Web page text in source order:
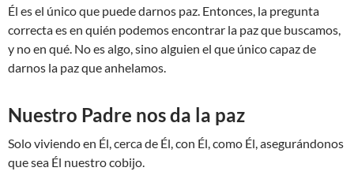
Él es el único que puede darnos paz. Entonces, la pregunta
correcta es en quién podemos encontrar la paz que buscamos,
y no en qué. No es algo, sino alguien el que único capaz de
darnos la paz que anhelamos.
Nuestro Padre nos da la paz
Solo viviendo en Él, cerca de Él, con Él, como Él, asegurándonos
que sea Él nuestro cobijo.